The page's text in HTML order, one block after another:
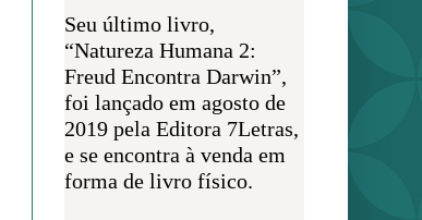
Seu último livro,
“Natureza Humana 2:
Freud Encontra Darwin”,
foi lançado em agosto de
2019 pela Editora 7Letras,
e se encontra à venda em
forma de livro físico.